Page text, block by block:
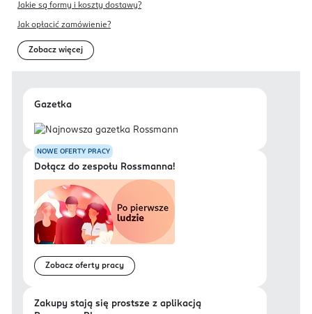
Jakie są formy i koszty dostawy?
Jak opłacić zamówienie?
Zobacz więcej
Gazetka
NOWE OFERTY PRACY
Dołącz do zespołu Rossmanna!
Zobacz oferty pracy
Zakupy stają się prostsze z aplikacją